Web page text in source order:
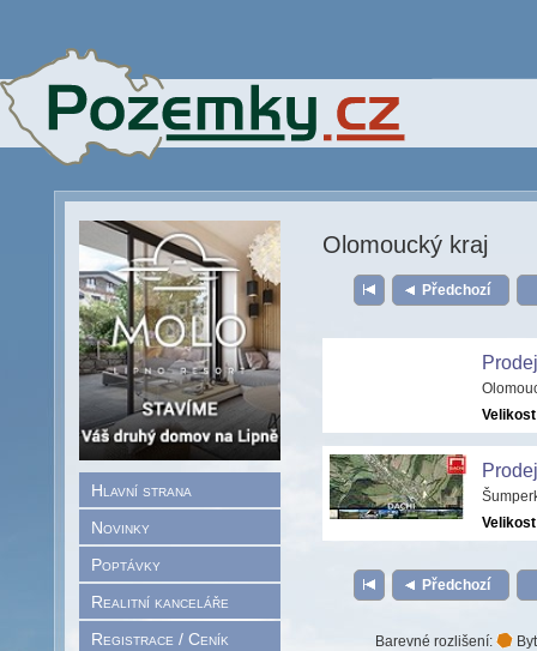
Hlavní strana
Novinky
Poptávky
Realitní kanceláře
Registrace / Ceník
Olomoucký kraj
Předchozí
Předchozí
Barevné rozlišení: